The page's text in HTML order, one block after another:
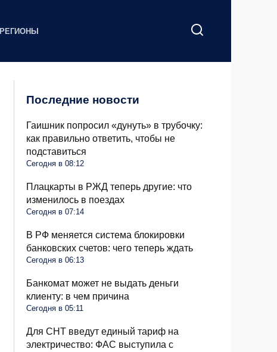
РЕГИОНЫ
Последние новости
Гаишник попросил «дунуть» в трубочку:
как правильно ответить, чтобы не
подставиться
Сегодня в 08:12
Плацкарты в РЖД теперь другие: что
изменилось в поездах
Сегодня в 07:14
В РФ меняется система блокировки
банковских счетов: чего теперь ждать
Сегодня в 06:13
Банкомат может не выдать деньги
клиенту: в чем причина
Сегодня в 05:11
Для СНТ введут единый тариф на
электричество: ФАС выступила с